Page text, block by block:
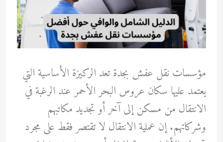
مؤسسات نقل عفش بجدة تعد الركيزة الأساسية التي
يعتمد عليها سكان عروس البحر الأحمر عند الرغبة في
الانتقال من مسكن إلى آخر أو تجديد مكاتبهم
وشركاتهم. إن عملية الانتقال لا تقتصر فقط على مجرد